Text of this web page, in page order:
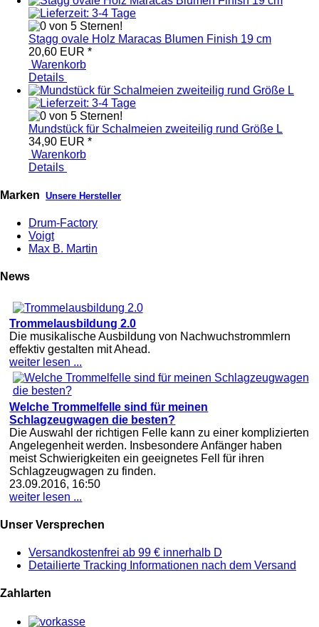
Stagg ovale Holz Maracas Blumen Finish 19 cm
20,60 EUR *
Warenkorb
Details
Mundstück für Schalmeien zweiteilig rund Größe L
34,90 EUR *
Warenkorb
Details
Marken Unsere Hersteller
Drum-Factory
Voigt
Max B. Martin
News
Trommelausbildung 2.0
Die musikalische Ausbildung von Nachwuchstrommlern
effektiv gestalten mit Ahead.
weiter lesen ...
Welche Trommelfelle sind für meinen
Schlagzeugwagen die besten?
Die Auswahl der richtigen Felle kann zu einer komplizierten
Angelegenheit werden. Insbesondere Anfänger haben
meist Schwierigkeiten ein geeignetes Fell für ihren
Schlagzeugwagen zu finden.
23.09.2016, 16:50
weiter lesen ...
Unser Versprechen
Versandkostenfrei ab 99 € innerhalb D
Detailierte Tracking Informationen nach dem Versand
Zahlarten